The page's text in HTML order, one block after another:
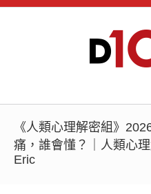
《人類心理解密組》
痛，誰會懂？｜人類心
Eric